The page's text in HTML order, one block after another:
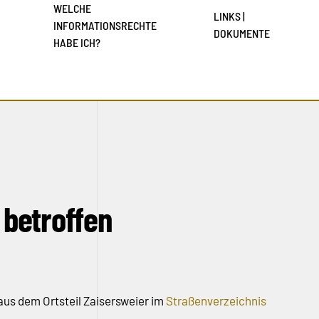
WELCHE
INFORMATIONSRECHTE
HABE ICH?
LINKS |
DOKUMENTE
betroffen
dem Ortsteil Zaisersweier im Straßenverzeichnis